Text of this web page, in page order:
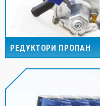
РЕДУКТОРИ ПРОПАН